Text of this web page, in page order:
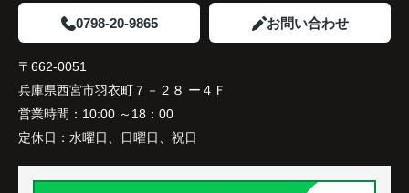
0798-20-9865 お問い合わせ
〒662-0051
兵庫県西宮市羽衣町７－２８ ー４Ｆ
営業時間： 10:00 ～18：00
定休日： 水曜日、日曜日、祝日